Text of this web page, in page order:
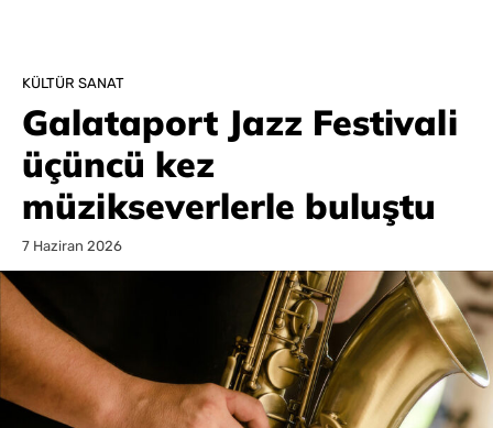
KÜLTÜR SANAT
Galataport Jazz Festivali
üçüncü kez
müzikseverlerle buluştu
7 Haziran 2026